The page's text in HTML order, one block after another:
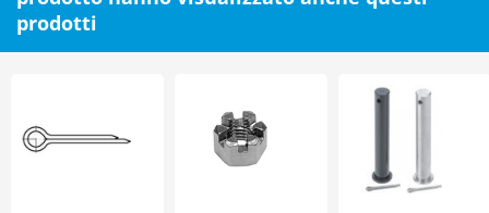
prodotti